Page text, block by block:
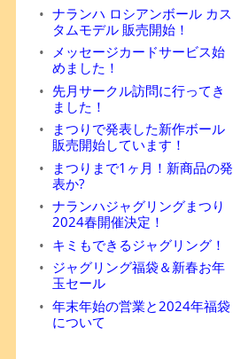
ナランハ ロシアンボール カス
タムモデル 販売開始！
メッセージカードサービス始
めました！
先月サークル訪問に行ってき
ました！
まつりで発表した新作ボール
販売開始しています！
まつりまで1ヶ月！新商品の発
表か?
ナランハジャグリングまつり
2024春開催決定！
キミもできるジャグリング！
ジャグリング福袋＆新春お年
玉セール
年末年始の営業と2024年福袋
について